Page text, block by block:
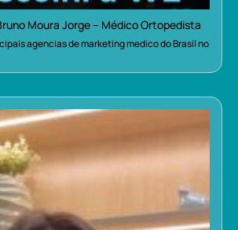
Moura Jorge – Médico Ortopedista
agencias de marketing medico do Brasil no